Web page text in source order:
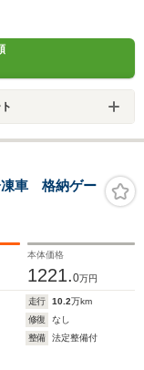
凍車 格納ゲー
本体価格
1221.0万円
走行 10.2万km
修復
なし
整備
法定整備付